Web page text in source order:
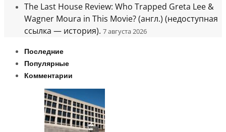
The Last House Review: Who Trapped Greta Lee &
Wagner Moura in This Movie? (англ.) (недоступная
ссылка — история). 7 августа 2026
Последние
Популярные
Комментарии